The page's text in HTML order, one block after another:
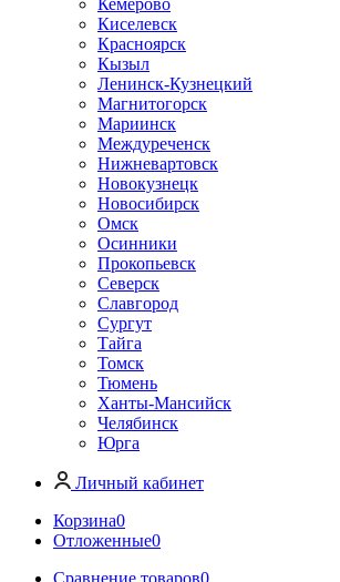
Кемерово
Киселевск
Красноярск
Кызыл
Ленинск-Кузнецкий
Магнитогорск
Мариинск
Междуреченск
Нижневартовск
Новокузнецк
Новосибирск
Омск
Осинники
Прокопьевск
Северск
Славгород
Сургут
Тайга
Томск
Тюмень
Ханты-Мансийск
Челябинск
Юрга
Личный кабинет
Корзина0
Отложенные0
Сравнение товаров0